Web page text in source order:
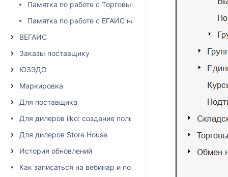
Памятка по работе с Торговым залом
Памятка по работе с ЕГАИС накладными
ВЕГАИС
Заказы поставщику
ЮЗЭДО
Маркировка
Для поставщика
Для дилеров iiko: создание пользователя и настройка
Для дилеров Store House
История обновлений
Как записаться на вебинар и подписаться на рассылку